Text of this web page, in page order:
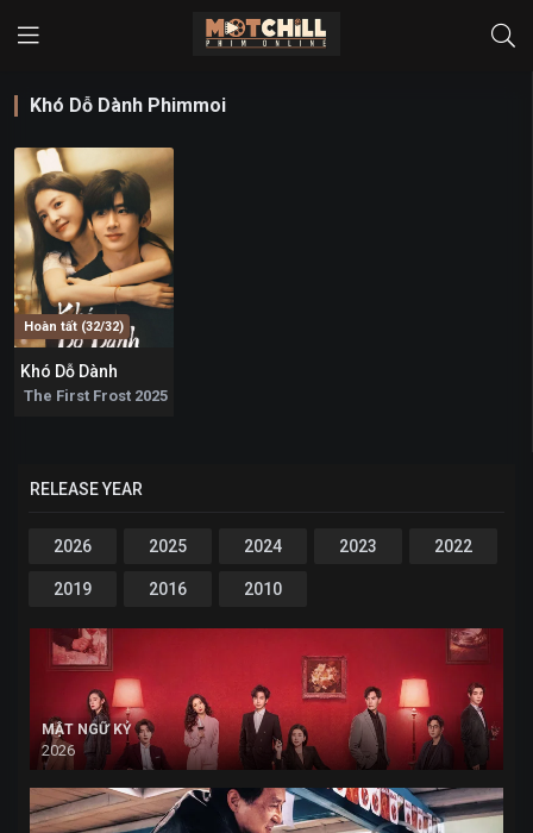
Khó Dỗ Dành Phimmoi
Hoàn tất (32/32)
Khó Dỗ Dành
The First Frost 2025
RELEASE YEAR
2026 2025 2024 2023 2022
2019 2016 2010
MẬT NGỮ KỶ
2026